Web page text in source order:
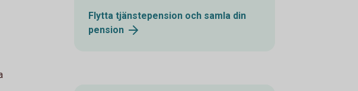
Flytta tjänstepension och samla din
pension